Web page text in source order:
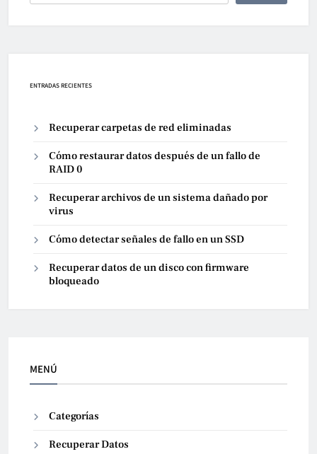
ENTRADAS RECIENTES
Recuperar carpetas de red eliminadas
Cómo restaurar datos después de un fallo de
RAID 0
Recuperar archivos de un sistema dañado por
virus
Cómo detectar señales de fallo en un SSD
Recuperar datos de un disco con firmware
bloqueado
MENÚ
Categorías
Recuperar Datos